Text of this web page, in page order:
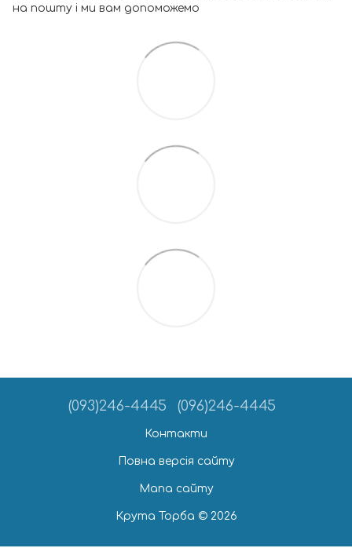
на пошту і ми вам допоможемо
(093)246-4445 (096)246-4445
Контакти
Повна версія сайту
Мапа сайту
Крута Торба © 2026